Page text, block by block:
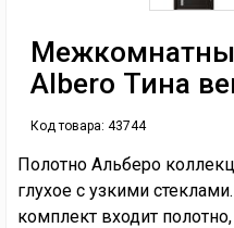
Albero Тина
Код товара: 43744
Полотно Альберо
глухое с узкими
комплект входит